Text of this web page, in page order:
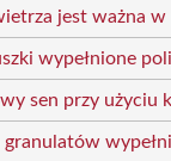
jest ważna
wypełnione
sen przy użyciu
granulatów